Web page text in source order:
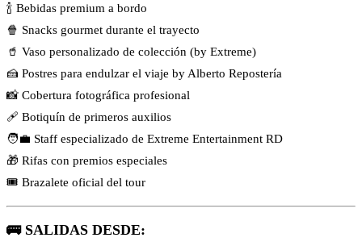
🍾 Bebidas premium a bordo
🍿 Snacks gourmet durante el trayecto
🥤 Vaso personalizado de colección (by Extreme)
🍰 Postres para endulzar el viaje by Alberto Repostería
📸 Cobertura fotográfica profesional
🩹 Botiquín de primeros auxilios
🧑‍💼 Staff especializado de Extreme Entertainment RD
🎁 Rifas con premios especiales
🎟️ Brazalete oficial del tour
🚌 SALIDAS DESDE: